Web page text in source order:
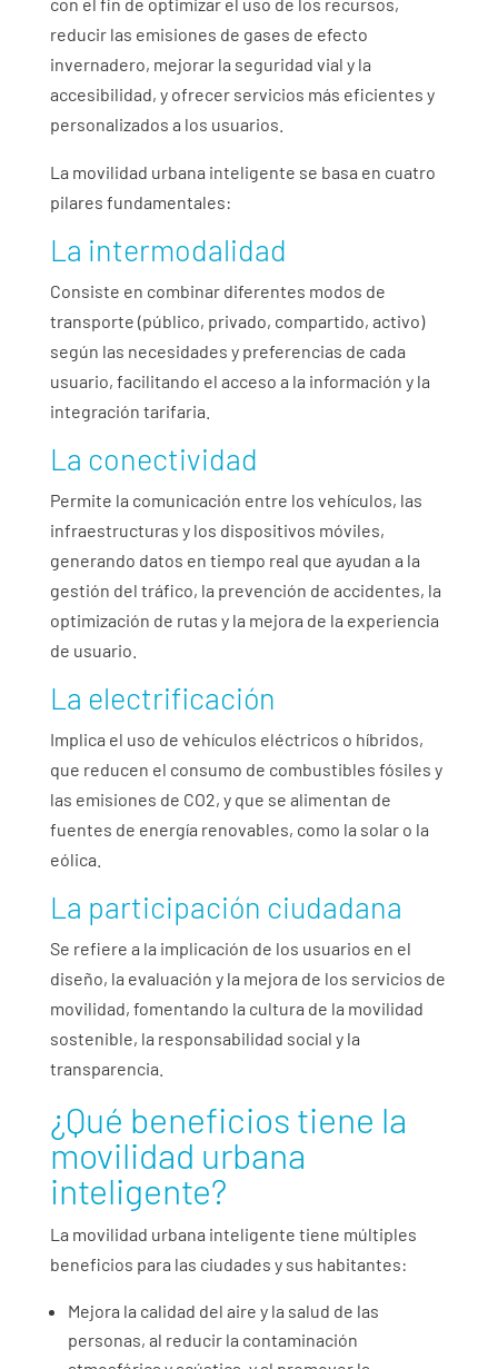
reducir las emisiones de gases de efecto
invernadero, mejorar la seguridad vial y la
accesibilidad, y ofrecer servicios más eficientes y
personalizados a los usuarios.
La movilidad urbana inteligente se basa en cuatro
pilares fundamentales:
La intermodalidad
Consiste en combinar diferentes modos de
transporte (público, privado, compartido, activo)
según las necesidades y preferencias de cada
usuario, facilitando el acceso a la información y la
integración tarifaria.
La conectividad
Permite la comunicación entre los vehículos, las
infraestructuras y los dispositivos móviles,
generando datos en tiempo real que ayudan a la
gestión del tráfico, la prevención de accidentes, la
optimización de rutas y la mejora de la experiencia
de usuario.
La electrificación
Implica el uso de vehículos eléctricos o híbridos,
que reducen el consumo de combustibles fósiles y
las emisiones de CO2, y que se alimentan de
fuentes de energía renovables, como la solar o la
eólica.
La participación ciudadana
Se refiere a la implicación de los usuarios en el
diseño, la evaluación y la mejora de los servicios de
movilidad, fomentando la cultura de la movilidad
sostenible, la responsabilidad social y la
transparencia.
¿Qué beneficios tiene la
movilidad urbana
inteligente?
La movilidad urbana inteligente tiene múltiples
beneficios para las ciudades y sus habitantes:
Mejora la calidad del aire y la salud de las
personas, al reducir la contaminación